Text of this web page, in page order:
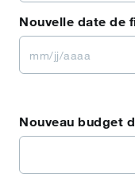
Nouvelle date de
Nouveau budget